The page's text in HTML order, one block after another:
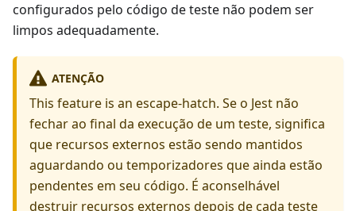
configurados pelo código de teste não podem ser
limpos adequadamente.
ATENÇÃO
This feature is an escape-hatch. Se o Jest não
fechar ao final da execução de um teste, significa
que recursos externos estão sendo mantidos
aguardando ou temporizadores que ainda estão
pendentes em seu código. É aconselhável
destruir recursos externos depois de cada teste